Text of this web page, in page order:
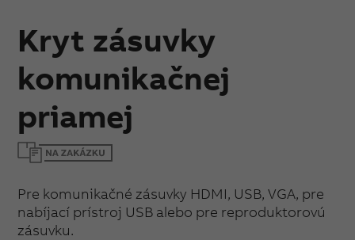
Kryt zásuvky
komunikačnej
priamej
Pre komunikačné zásuvky HDMI, USB, VGA, pre
nabíjací prístroj USB alebo pre reproduktorovú
zásuvku.